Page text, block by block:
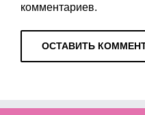
комментариев.